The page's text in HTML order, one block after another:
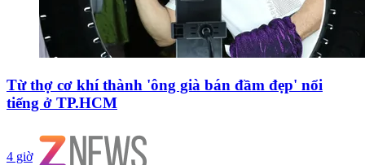
Từ thợ cơ khí thành 'ông già bán đầm đẹp' nổi
tiếng ở TP.HCM
4 giờ